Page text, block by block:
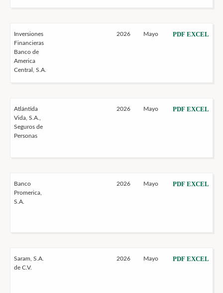
Inversiones
Financieras
Banco de
America
Central, S.A.
2026 Mayo PDF EXCEL
Atlántida
Vida, S.A.,
Seguros de
Personas
2026 Mayo PDF EXCEL
Banco
Promerica,
S.A.
2026 Mayo PDF EXCEL
Saram, S.A.
de C.V.
2026 Mayo PDF EXCEL